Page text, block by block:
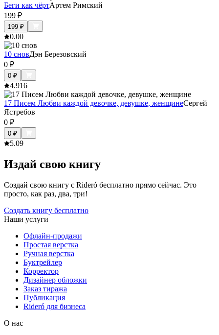
Беги как чёртАртем Римский
199 ₽
199 ₽
0.00
10 сновДэн Березовский
0 ₽
0 ₽
4.916
17 Писем Любви каждой девочке, девушке, женщинеСергей
Ястребов
0 ₽
0 ₽
5.09
Издай свою книгу
Создай свою книгу с Rideró бесплатно прямо сейчас. Это
просто, как раз, два, три!
Создать книгу бесплатно
Наши услуги
Офлайн-продажи
Простая верстка
Ручная верстка
Буктрейлер
Корректор
Дизайнер обложки
Заказ тиража
Публикация
Rideró для бизнеса
О нас